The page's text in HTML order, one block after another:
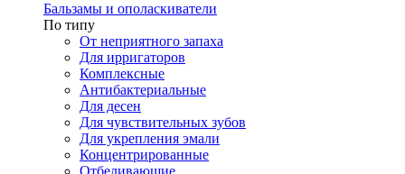
Бальзамы и ополаскиватели
По типу
От неприятного запаха
Для ирригаторов
Комплексные
Антибактериальные
Для десен
Для чувствительных зубов
Для укрепления эмали
Концентрированные